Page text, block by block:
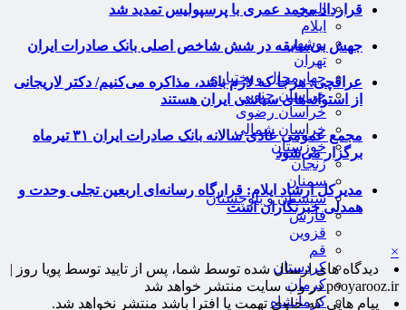
البرز
ایلام
بوشهر
تهران
چهارمحال و بختیاری
خراسان جنوبی
خراسان رضوی
خراسان شمالی
خوزستان
زنجان
سمنان
سیستان و بلوچستان
فارس
قزوین
قم
کردستان
کرمان
کرمانشاه
قرارداد محمد عمری با پرسپولیس تمدید شد
جهش بی‌سابقه در شش شاخص اصلی بانک صادرات ایران
عراقچی: هرجا که لازم باشد، مذاکره می‌کنیم/ دکتر لاریجانی
از استوانه‌های سیاسی ایران هستند
مجمع عمومی عادی سالانه بانک صادرات ایران ۳۱ تیرماه
برگزار می‌شود
مدیرکل ارشاد ایلام: قرارگاه رسانه‌ای اربعین تجلی وحدت و
همدلی خبرنگاران است
×
دیدگاه های ارسال شده توسط شما، پس از تایید توسط پویا روز |
pooyarooz.ir در وب سایت منتشر خواهد شد
پیام هایی که حاوی تهمت یا افترا باشد منتشر نخواهد شد.